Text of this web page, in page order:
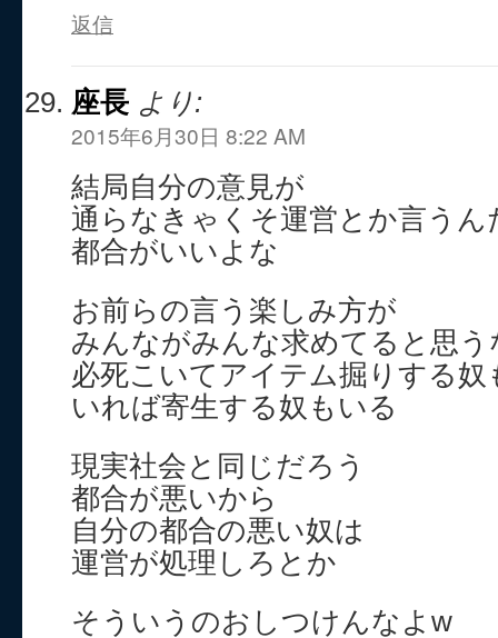
返信
座長 より:
2015年6月30日 8:22 AM
結局自分の意見が
通らなきゃくそ運営とか言うん
都合がいいよな
お前らの言う楽しみ方が
みんながみんな求めてると思う
必死こいてアイテム掘りする奴
いれば寄生する奴もいる
現実社会と同じだろう
都合が悪いから
自分の都合の悪い奴は
運営が処理しろとか
そういうのおしつけんなよw